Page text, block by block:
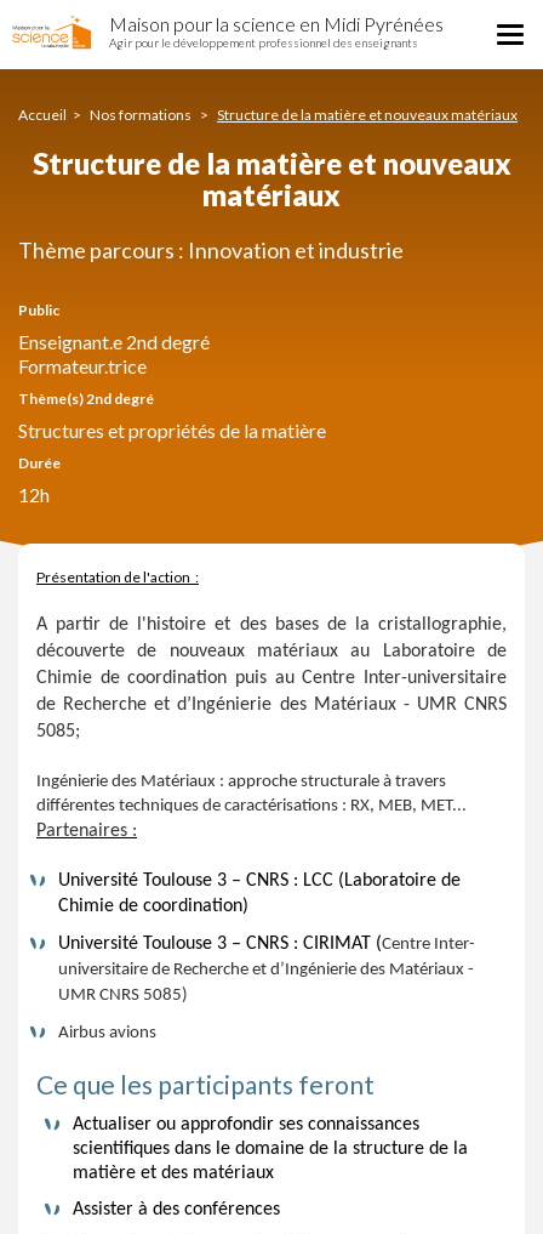
Structure
de
matériaux
au
Maison pour la science en Midi Pyrénées
Agir pour le développement professionnel des enseignants
Accueil Nos formations Structure de la matière et nouveaux matériaux
Structure de la matière et nouveaux
matériaux
Thème parcours : Innovation et industrie
Public
Enseignant.e 2nd degré
Formateur.trice
Thème(s) 2nd degré
Structures et propriétés de la matière
Durée
12h
Présentation de l'action :
A partir de l'histoire et des bases de la cristallographie,
découverte de nouveaux matériaux au Laboratoire de
Chimie de coordination puis au Centre Inter-universitaire
de Recherche et d’Ingénierie des Matériaux - UMR CNRS
5085;
Ingénierie des Matériaux : approche structurale à travers
différentes techniques de caractérisations : RX, MEB, MET...
Partenaires :
Université Toulouse 3 – CNRS : LCC (Laboratoire de
Chimie de coordination)
Université Toulouse 3 – CNRS : CIRIMAT (Centre Inter-
universitaire de Recherche et d’Ingénierie des Matériaux -
UMR CNRS 5085)
Airbus avions
Ce que les participants feront
Actualiser ou approfondir ses connaissances
scientifiques dans le domaine de la structure de la
matière et des matériaux
Assister à des conférences